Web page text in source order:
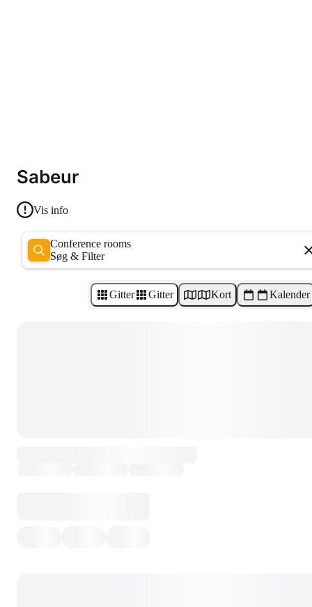
Sabeur
Vis info
Conference rooms
Søg & Filter
Gitter Gitter Kort Kalender